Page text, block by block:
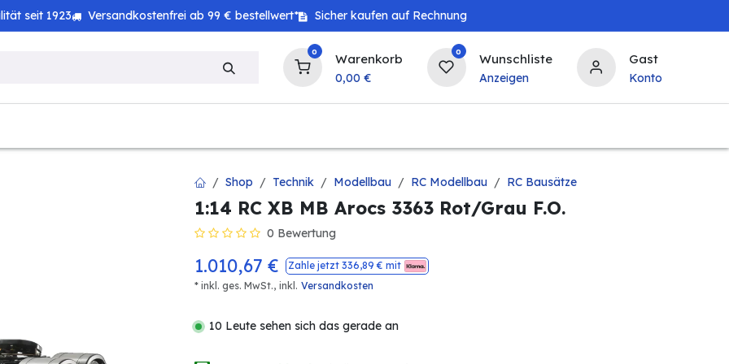
seit 1923 Versandkostenfrei ab 99 € bestellwert* Sicher kaufen auf Rechnung
0 Warenkorb
0,00 €
0 Wunschliste
Anzeigen
Gast
Konto
Shop Technik Modellbau RC Modellbau RC Bausätze
1:14 RC XB MB Arocs 3363 Rot/Grau F.O.
0 Bewertung
1.010,67 € Zahle jetzt 336,89 € mit
* inkl. ges. MwSt., inkl. Versandkosten
10 Leute sehen sich das gerade an